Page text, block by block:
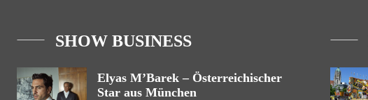
SHOW BUSINESS
Elyas M’Barek – Österreichischer
Star aus München